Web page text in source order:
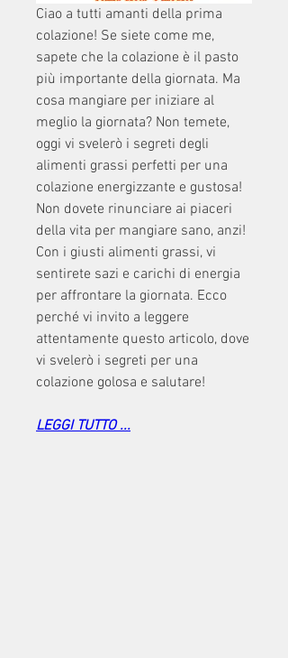
Ciao a tutti amanti della prima
colazione! Se siete come me,
sapete che la colazione è il pasto
più importante della giornata. Ma
cosa mangiare per iniziare al
meglio la giornata? Non temete,
oggi vi svelerò i segreti degli
alimenti grassi perfetti per una
colazione energizzante e gustosa!
Non dovete rinunciare ai piaceri
della vita per mangiare sano, anzi!
Con i giusti alimenti grassi, vi
sentirete sazi e carichi di energia
per affrontare la giornata. Ecco
perché vi invito a leggere
attentamente questo articolo, dove
vi svelerò i segreti per una
colazione golosa e salutare!
LEGGI TUTTO ...